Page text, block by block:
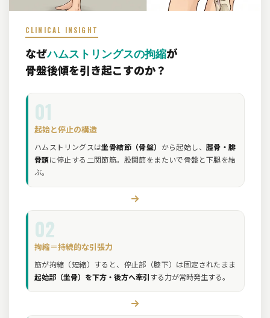
CLINICAL INSIGHT
なぜハムストリングスの拘縮が
骨盤後傾を引き起こすのか？
01
起始と停止の構造
ハムストリングスは坐骨結節（骨盤） から起始し、 脛骨・腓
骨頭に停止する二関節筋。股関節をまたいで骨盤と下腿を結
ぶ。
02
拘縮＝持続的な引張力
筋が拘縮（短縮）すると、停止部（膝下）は固定されたまま
起始部（坐骨）を下方・後方へ牽引する力が常時発生する。